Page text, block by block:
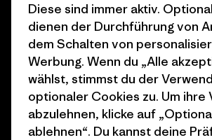
1% For The Planet
Wie wir finanzieren
Geschenkgutscheine
Stores in deiner
Nähe
Industry program
Affiliate-
Patagonia
Diese sind immer aktiv.
dienen der Durchführung von
dem Schalten von
Werbung. Wenn du „Alle
wählst, stimmst du der
optionaler Cookies zu. Um ihre
abzulehnen, klicke auf
ablehnen“. Du kannst deine